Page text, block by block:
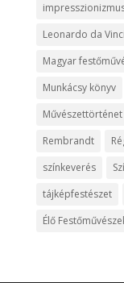
Leonardo da Vinci
Magyar
Munkácsy könyv
Művészettörténet
Rembrandt
színkeverés
tájképfestészet
Élő